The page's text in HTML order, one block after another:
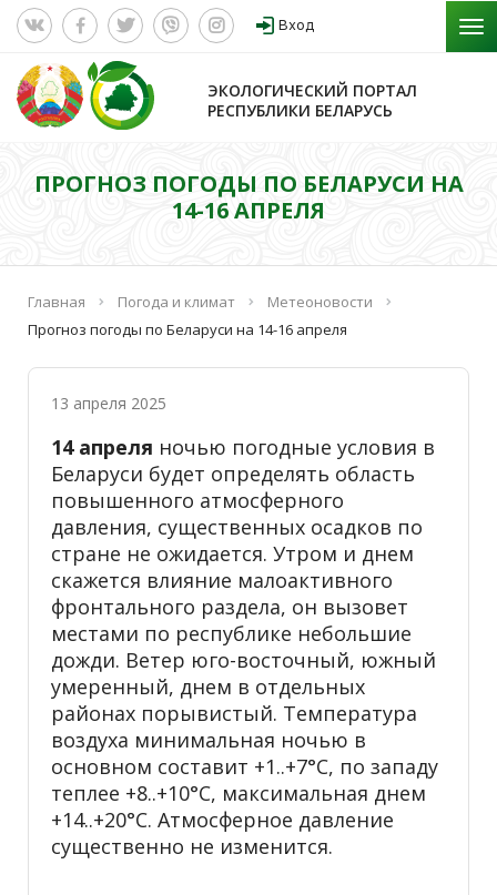
Вход
ЭКОЛОГИЧЕСКИЙ ПОРТАЛ
РЕСПУБЛИКИ БЕЛАРУСЬ
ПРОГНОЗ ПОГОДЫ ПО БЕЛАРУСИ НА
14-16 АПРЕЛЯ
Главная Погода и климат
Метеоновости
Прогноз погоды по Беларуси на 14-16 апреля
13 апреля 2025
14 апреля ночью погодные условия в
Беларуси будет определять область
повышенного атмосферного
давления, существенных осадков по
стране не ожидается. Утром и днем
скажется влияние малоактивного
фронтального раздела, он вызовет
местами по республике небольшие
дожди. Ветер юго-восточный, южный
умеренный, днем в отдельных
районах порывистый. Температура
воздуха минимальная ночью в
основном составит +1..+7°С, по западу
теплее +8..+10°С, максимальная днем
+14..+20°С. Атмосферное давление
существенно не изменится.